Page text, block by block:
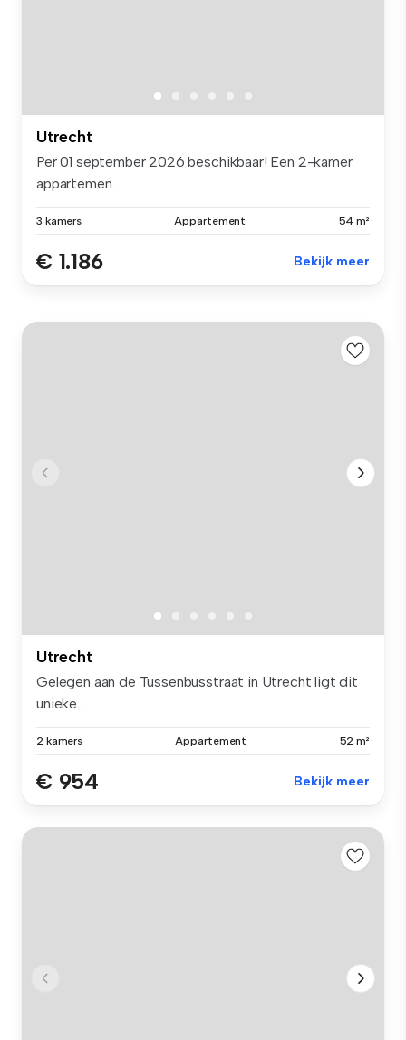
Utrecht
Per 01 september 2026 beschikbaar! Een 2-kamer
appartemen...
3 kamers Appartement 54 m²
€ 1.186 Bekijk meer
Utrecht
Gelegen aan de Tussenbusstraat in Utrecht ligt dit
unieke...
2 kamers Appartement 52 m²
€ 954 Bekijk meer